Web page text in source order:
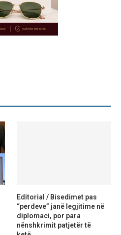
Editorial / Bisedimet pas
“perdeve” janë legjitime në
diplomaci, por para
nënshkrimit patjetër të